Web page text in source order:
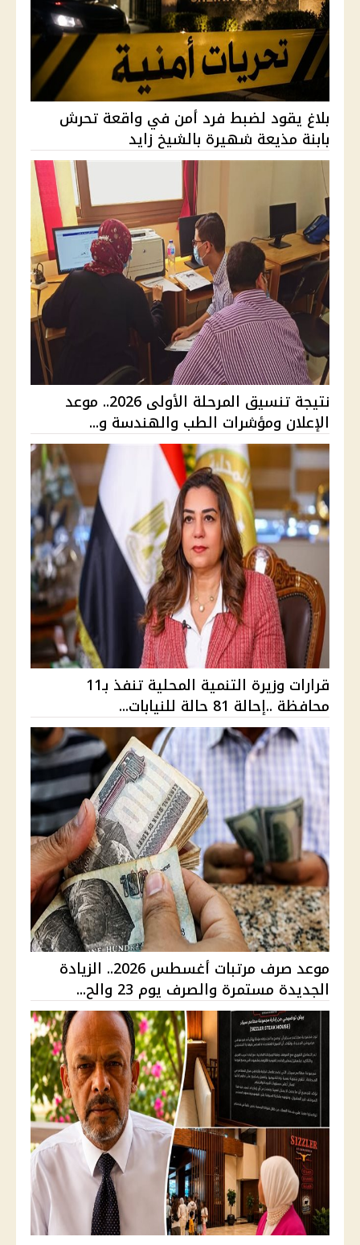
بلاغ يقود لضبط فرد أمن في واقعة تحرش
بابنة مذيعة شهيرة بالشيخ زايد
نتيجة تنسيق المرحلة الأولى 2026.. موعد
الإعلان ومؤشرات الطب والهندسة و...
قرارات وزيرة التنمية المحلية تنفذ بـ11
محافظة ..إحالة 81 حالة للنيابات...
موعد صرف مرتبات أغسطس 2026.. الزيادة
الجديدة مستمرة والصرف يوم 23 والح...